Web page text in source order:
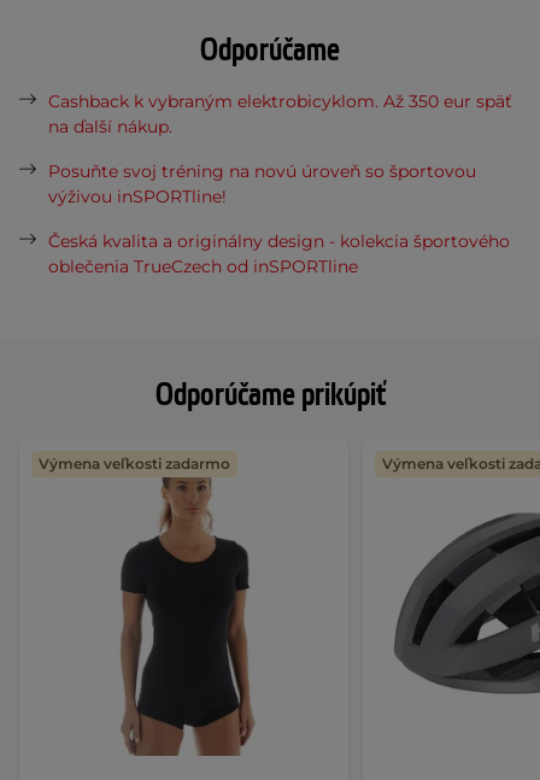
Odporúčame prikúpiť
Výmena veľkosti zadarmo Výmena veľkosti
Odporúčame
Cashback k vybraným elektrobicyklom. Až 350 eur späť
na ďalší nákup.
Posuňte svoj tréning na novú úroveň so športovou
výživou inSPORTline!
Česká kvalita a originálny design - kolekcia športového
oblečenia TrueCzech od inSPORTline